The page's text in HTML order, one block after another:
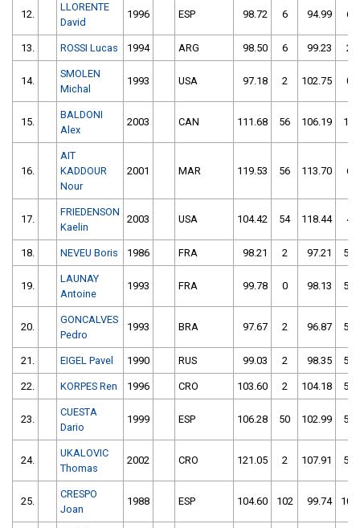
12.
LLORENTE
David
1996 ESP 98.72 6 94.99 6
13. ROSSI Lucas 1994 ARG 98.50 6 99.23 2
14.
SMOLEN
Michal
1993 USA 97.18 2 102.75 0
15.
BALDONI
Alex
2003 CAN 111.68 56 106.19 10
16.
AIT
KADDOUR
Nour
2001 MAR 119.53 56 113.70 6
17.
FRIEDENSON
Kaelin
2003 USA 104.42 54 118.44 4
18. NEVEU Boris 1986 FRA 98.21 2 97.21 50
19.
LAUNAY
Antoine
1993 FRA 99.78 0 98.13 50
20.
GONCALVES
Pedro
1993 BRA 97.67 2 96.87 52
21. EIGEL Pavel 1990 RUS 99.03 2 98.35 52
22. KORPES Ren 1996 CRO 103.60 2 104.18 52
23.
CUESTA
Dario
1999 ESP 106.28 50 102.99 54
24.
UKALOVIC
Thomas
2002 CRO 121.05 2 107.91 56
25.
CRESPO
Joan
1988 ESP 104.60 102 99.74 104